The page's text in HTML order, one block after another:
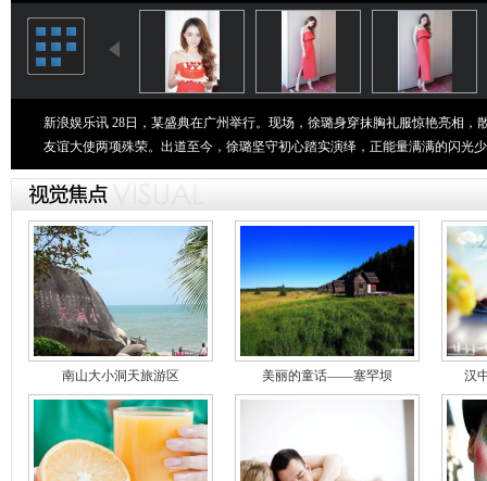
新浪娱乐讯 28日，某盛典在广州举行。现场，徐璐身穿抹胸礼服惊艳亮相
友谊大使两项殊荣。出道至今，徐璐坚守初心踏实演绎，正能量满满的闪光
南山大小洞天旅游区 美丽的童话——塞罕坝 汉